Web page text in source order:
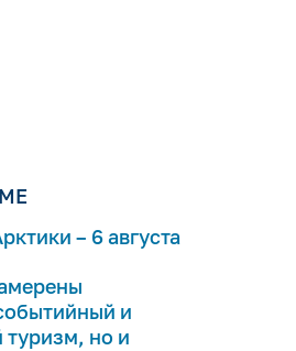
– 6 августа
и
туризм, но и